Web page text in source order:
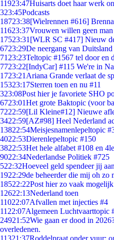
11923:47Huisarts doet haar werk
323:45Podcasts
18723:38[Wielrennen #616]
11623:37Vrouwen willen geen
17523:31 [WLR SC #417] Nieuw
6723:29De neergang van
71 23:23Teltopic #1567 tel door en
7723:22[IndyCar] #115 We're in
1723:21 Ariana Grande verlaat de
15323:17Sterren toen en nu #11
323:08Post hier je favoriete SHO
6723:01Het grote Baktopic (voor
7222:59[Lil Kleine#12] Nieuwe
3422:59[AZ#98] Heel Nederland
13822:54Meisjesnamenlepeltopic
4022:53Dierenlepeltopic #150
3822:53Het hele alfabet #108 en
9022:34Nederlandse Politiek #725
522:32Hoeveel geld spendeer jij
1922:29de beheerder die mij oh zo
18522:22Post hier zo vaak
12622:13Nederland toen
11022:07Afvallen met injecties #4
11 22:07Algemeen Luchtvaarttopic
24921:52Wie gaan er dood in
overledenen.
11321:37Roddelpraat onder vuur: